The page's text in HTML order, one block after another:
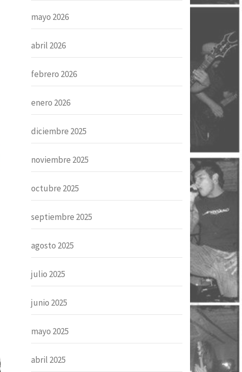
mayo 2026
abril 2026
febrero 2026
enero 2026
diciembre 2025
noviembre 2025
octubre 2025
septiembre 2025
agosto 2025
julio 2025
junio 2025
mayo 2025
abril 2025